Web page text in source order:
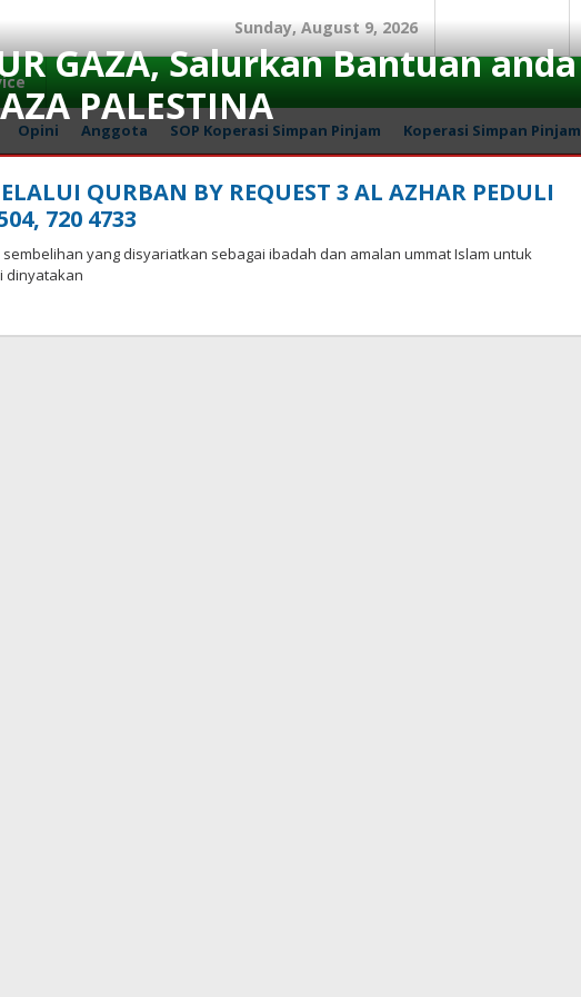
Sunday, August 9, 2026 Search
Opini Anggota SOP Koperasi Simpan Pinjam Koperasi Simpan Pinjam
GAZA, Salurkan Bantuan anda
PALESTINA
QURBAN BY REQUEST 3 AL AZHAR PEDULI
720 4733
sembelihan yang disyariatkan sebagai ibadah dan amalan ummat Islam untuk
dinyatakan